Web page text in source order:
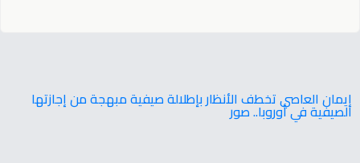
إيمان العاصي تخطف الأنظار بإطلالة صيفية مبهجة من إجازتها
الصيفية في أوروبا.. صور